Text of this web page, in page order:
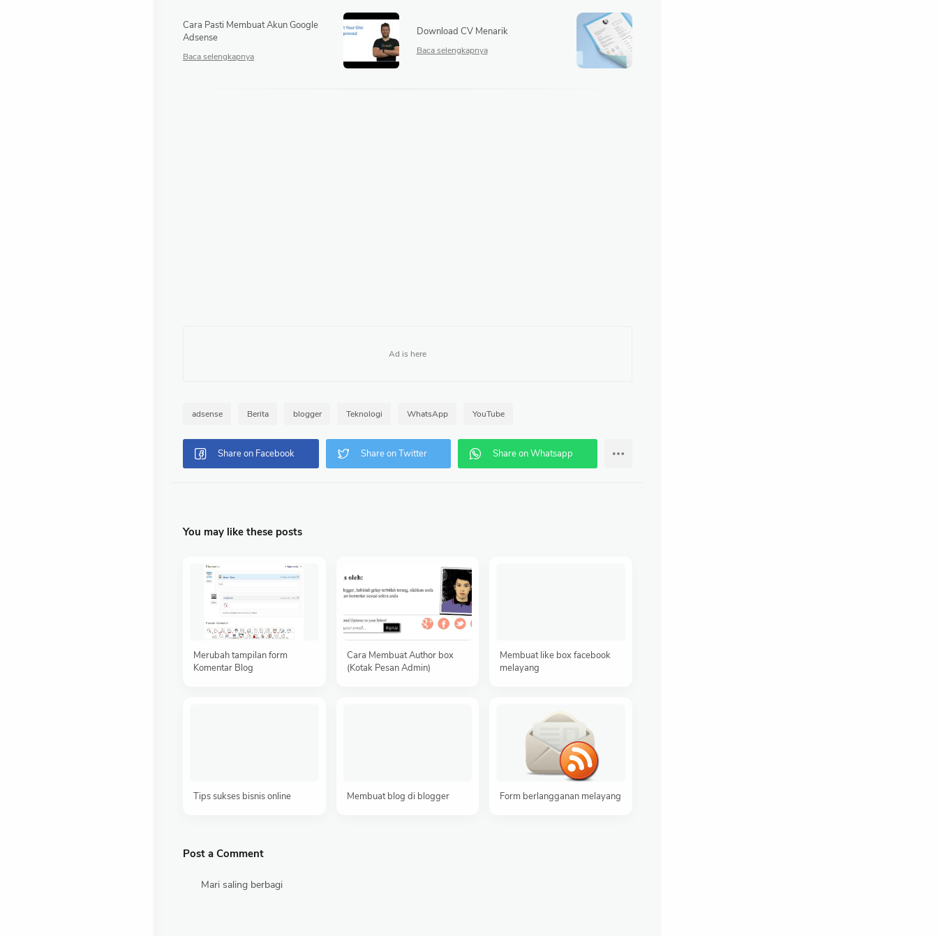
Cara Pasti Membuat Akun Google
Adsense
Download CV Menarik
adsense Berita blogger Teknologi WhatsApp YouTube
You may like these posts
Merubah tampilan form
Komentar Blog
Cara Membuat Author box
(Kotak Pesan Admin)
Membuat like box facebook
melayang
Tips sukses bisnis online Membuat blog di blogger Form berlangganan melayang
Post a Comment
Mari saling berbagi